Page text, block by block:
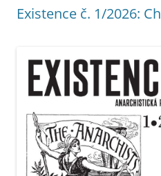
Existence č. 1/2026: